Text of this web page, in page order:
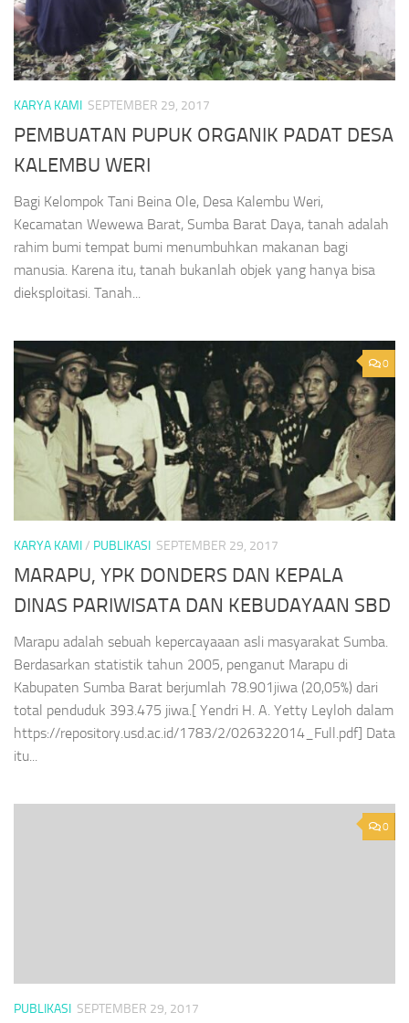
KARYA KAMI SEPTEMBER 29, 2017
PEMBUATAN PUPUK ORGANIK PADAT DESA
KALEMBU WERI
Bagi Kelompok Tani Beina Ole, Desa Kalembu Weri,
Kecamatan Wewewa Barat, Sumba Barat Daya, tanah adalah
rahim bumi tempat bumi menumbuhkan makanan bagi
manusia. Karena itu, tanah bukanlah objek yang hanya bisa
dieksploitasi. Tanah...
0
KARYA KAMI/ PUBLIKASI SEPTEMBER 29, 2017
MARAPU, YPK DONDERS DAN KEPALA
DINAS PARIWISATA DAN KEBUDAYAAN SBD
Marapu adalah sebuah kepercayaaan asli masyarakat Sumba.
Berdasarkan statistik tahun 2005, penganut Marapu di
Kabupaten Sumba Barat berjumlah 78.901jiwa (20,05%) dari
total penduduk 393.475 jiwa.[ Yendri H. A. Yetty Leyloh dalam
https://repository.usd.ac.id/1783/2/026322014_Full.pdf] Data
itu...
0
PUBLIKASI SEPTEMBER 29, 2017